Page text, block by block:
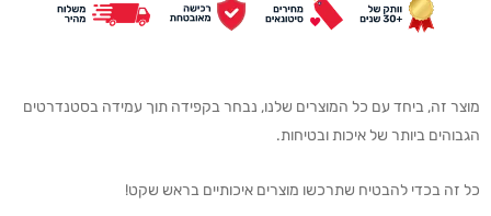
מוצר זה, ביחד עם כל המוצרים שלנו, נבחר בקפידה תוך עמידה בסטנדרטים
הגבוהים ביותר של איכות ובטיחות.
כל זה בכדי להבטיח שתרכשו מוצרים איכותיים בראש שקט!